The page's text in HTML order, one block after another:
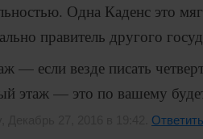
Одна Каденс это
правитель другого
— если везде писать
этаж — это по вашему
Ответить